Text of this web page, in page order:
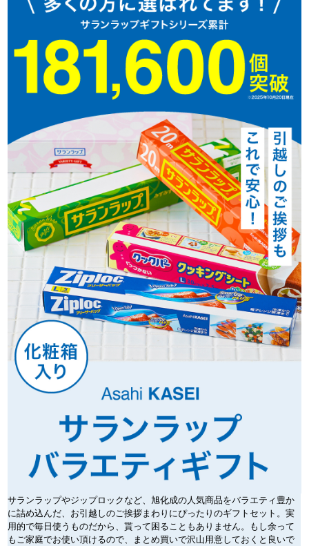
サランラップやジップロックなど、旭化成の人気商品をバラエティ豊か
に詰め込んだ、お引越しのご挨拶まわりにぴったりのギフトセット。実
用的で毎日使うものだから、貰って困ることもありません。もし余って
もご家庭でお使い頂けるので、まとめ買いで沢山用意しておくと良いで